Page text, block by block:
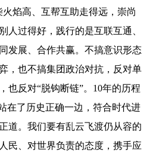
焰高、互帮互助走得远，崇尚
人过得好，践行的是互联互通、
发展、合作共赢。不搞意识形态
，也不搞集团政治对抗，反对单
也反对“脱钩断链”。10年的历程
在了历史正确一边，符合时代进
道。我们要有乱云飞渡仍从容的
民、对世界负责的态度，携手应